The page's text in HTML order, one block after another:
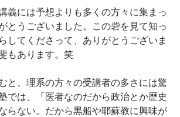
e p
y
Li
n
k
e
n
a
義には予想よりも多くの方々に集まっ
とうございました。この砦を見て知っ
してくださって、ありがとうございま
もあります。笑
と、理系の方々の受講者の多さには驚
では、「医者なのだから政治とか歴史
らない。だから黒船や耶蘇教に興味が